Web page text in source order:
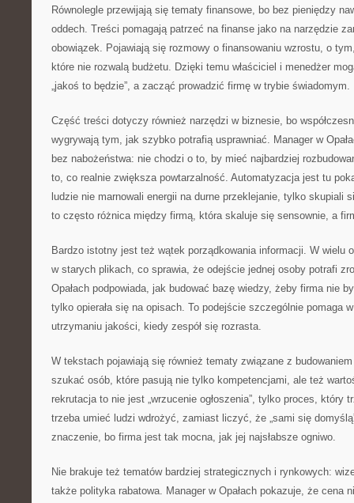
Równolegle przewijają się tematy finansowe, bo bez pieniędzy
oddech. Treści pomagają patrzeć na finanse jako na narzędzie
obowiązek. Pojawiają się rozmowy o finansowaniu wzrostu, o
które nie rozwalą budżetu. Dzięki temu właściciel i menedżer
„jakoś to będzie”, a zacząć prowadzić firmę w trybie świadomym.
Część treści dotyczy również narzędzi w biznesie, bo
wygrywają tym, jak szybko potrafią usprawniać. Manager w
bez nabożeństwa: nie chodzi o to, by mieć najbardziej
to, co realnie zwiększa powtarzalność. Automatyzacja jest tu
ludzie nie marnowali energii na durne przeklejanie, tylko skupiali
to często różnica między firmą, która skaluje się sensownie, a
Bardzo istotny jest też wątek porządkowania informacji. W wielu
w starych plikach, co sprawia, że odejście jednej osoby potrafi
Opałach podpowiada, jak budować bazę wiedzy, żeby firma nie
tylko opierała się na opisach. To podejście szczególnie pomaga
utrzymaniu jakości, kiedy zespół się rozrasta.
W tekstach pojawiają się również tematy związane z
szukać osób, które pasują nie tylko kompetencjami, ale też
rekrutacja to nie jest „wrzucenie ogłoszenia”, tylko proces, który
trzeba umieć ludzi wdrożyć, zamiast liczyć, że „sami się
znaczenie, bo firma jest tak mocna, jak jej najsłabsze ogniwo.
Nie brakuje też tematów bardziej strategicznych i rynkowych:
także polityka rabatowa. Manager w Opałach pokazuje, że cena